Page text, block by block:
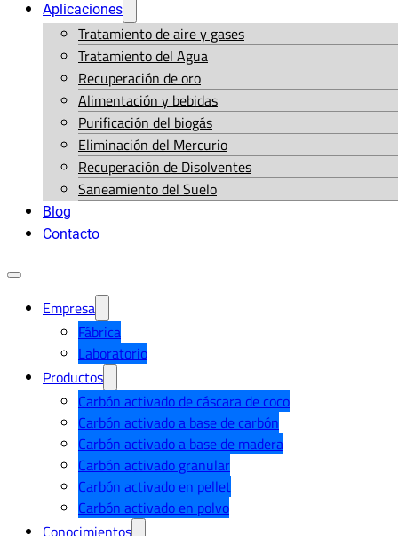
Aplicaciones
Tratamiento de aire y gases
Tratamiento del Agua
Recuperación de oro
Alimentación y bebidas
Purificación del biogás
Eliminación del Mercurio
Recuperación de Disolventes
Saneamiento del Suelo
Blog
Contacto
Empresa
Fábrica
Laboratorio
Productos
Carbón activado de cáscara de coco
Carbón activado a base de carbón
Carbón activado a base de madera
Carbón activado granular
Carbón activado en pellet
Carbón activado en polvo
Conocimientos